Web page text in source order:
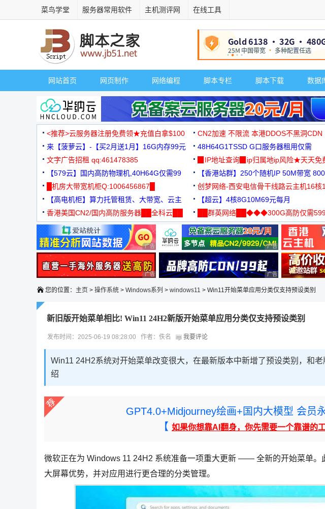
菜鸟学堂 服务器常用软件 主机测评网 在线工具
网站首页 网页制作 网络编程 脚本专栏 脚本下载 数据
<推荐>云服务器注册免费领★充值白拿$100 CN2加速 不限流 本港DDOS不黑洞CDN
来【菠萝云】-【买2月送1月】16G内存99元
48H64G1TSSD G口服务器租用仅需
3000+可免费测试
文字广告招租 qq:461478385
▉IP地址查询▉ip归属地ip风险★天天免
【579云】国内高防物理机,40H64G仅需99
元
【香港站群】250个随机IP 50M带宽
█机房大带宽机柜Q:1006456867█
创梦网络-西安电信骨干线路云主机16核
88元/月
【高电机柜】算力托管租赁、大带宽、云主
机
【超云】4核8G10M69元每月
香港美国CN2/国内高防服务器██全科云██
██群英网络██◆◆◆300G高防仅需
◆◆◆
广告 商业广告，理性选择 广告 商业广告，理性选
广告 商业广告，理性选择 广告 商业广告，理性选
您的位置： 主页 > 操作系统 > Windows系列 > windows11 > Win11开始菜单应用分类仅支持预设类别
新旧版开始菜单相比! Win11 24H2新版开始菜单应用分类仅支持预设类别
发布时间：2025-06-19 08:28:00 作者：佚名 我要评论
Win11 24H2系统对开始菜单改变很大，在最新版本中新增了预设类别，和
绍
GPT4.0+Midjourney绘画+国内大模型 会员
【 如果你想靠AI翻身，你先需要一个靠谱的工
微软正在为 Windows 11 24H2 系统准备一项重大更新 —— 全新的开始菜单。
大屏幕优势，并对应用进行更合理的分类管理。